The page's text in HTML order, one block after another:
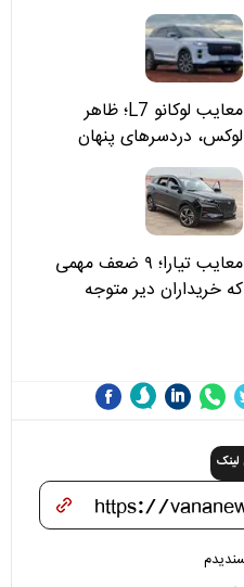
معایب لوکانو L7؛ ظاهر
لوکس، دردسرهای پنهان
معایب تیارا؛ ۹ ضعف مهمی
که خریداران دیر متوجه